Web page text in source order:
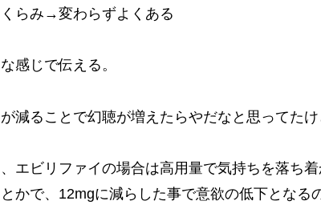
らみ→変わらずよくある
感じで伝える。
減ることで幻聴が増えたらやだなと思ってたけ
エビリファイの場合は高用量で気持ちを落ち
かで、12mgに減らした事で意欲の低下となる